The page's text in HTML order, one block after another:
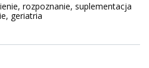
rozpoznanie, suplementacja
geriatria